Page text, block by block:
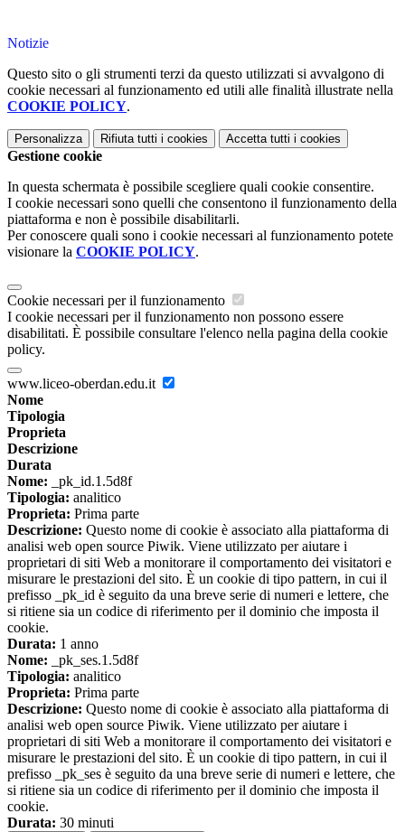
Notizie
Questo sito o gli strumenti terzi da questo utilizzati si avvalgono di
cookie necessari al funzionamento ed utili alle finalità illustrate nella
COOKIE POLICY.
Personalizza Rifiuta tutti i cookies Accetta tutti i cookies
Gestione cookie
In questa schermata è possibile scegliere quali cookie consentire.
I cookie necessari sono quelli che consentono il funzionamento della
piattaforma e non è possibile disabilitarli.
Per conoscere quali sono i cookie necessari al funzionamento potete
visionare la COOKIE POLICY.
Cookie necessari per il funzionamento
I cookie necessari per il funzionamento non possono essere
disabilitati. È possibile consultare l'elenco nella pagina della cookie
policy.
www.liceo-oberdan.edu.it
Nome
Tipologia
Proprieta
Descrizione
Durata
Nome: _pk_id.1.5d8f
Tipologia: analitico
Proprieta: Prima parte
Descrizione: Questo nome di cookie è associato alla piattaforma di
analisi web open source Piwik. Viene utilizzato per aiutare i
proprietari di siti Web a monitorare il comportamento dei visitatori e
misurare le prestazioni del sito. È un cookie di tipo pattern, in cui il
prefisso _pk_id è seguito da una breve serie di numeri e lettere, che
si ritiene sia un codice di riferimento per il dominio che imposta il
cookie.
Durata: 1 anno
Nome: _pk_ses.1.5d8f
Tipologia: analitico
Proprieta: Prima parte
Descrizione: Questo nome di cookie è associato alla piattaforma di
analisi web open source Piwik. Viene utilizzato per aiutare i
proprietari di siti Web a monitorare il comportamento dei visitatori e
misurare le prestazioni del sito. È un cookie di tipo pattern, in cui il
prefisso _pk_ses è seguito da una breve serie di numeri e lettere, che
si ritiene sia un codice di riferimento per il dominio che imposta il
cookie.
Durata: 30 minuti